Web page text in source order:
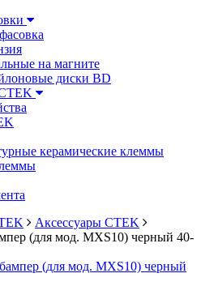
на магните
диски BD
керамические клеммы
Аксессуары CTEK
(для мод. MXS10) черный 40-